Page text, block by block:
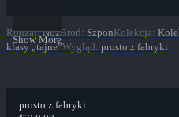
Show More
Rodzaj: NóżBroń: SzponKolekcja:
klasy „tajne”Wygląd: prosto z fabryki
prosto z fabryki